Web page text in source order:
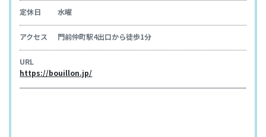
定休日 水曜
アクセス 門前仲町駅4出口から徒歩1分
URL
https://bouillon.jp/